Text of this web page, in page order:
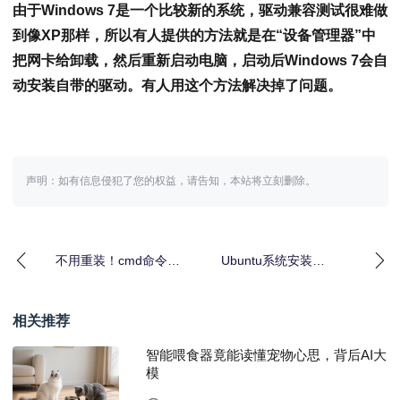
由于Windows 7是一个比较新的系统，驱动兼容测试很难做
到像XP那样，所以有人提供的方法就是在“设备管理器”中
把网卡给卸载，然后重新启动电脑，启动后Windows 7会自
动安装自带的驱动。有人用这个方法解决掉了问题。
声明：如有信息侵犯了您的权益，请告知，本站将立刻删除。
不用重装！cmd命令修
Ubuntu系统安装
相关推荐
智能喂食器竟能读懂宠物心思，背后AI大
模